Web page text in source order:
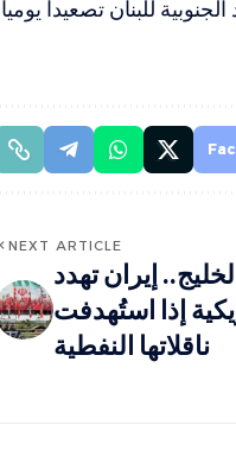
للبنان تصعيداً يومياً
NEXT ARTICLE
إيران تهدد
إذا استُهدفت
ناقلاتها النفطية